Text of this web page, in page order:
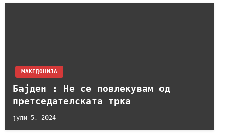
МАКЕДОНИЈА
Бајден : Не се повлекувам од
претседателската трка
јули 5, 2024